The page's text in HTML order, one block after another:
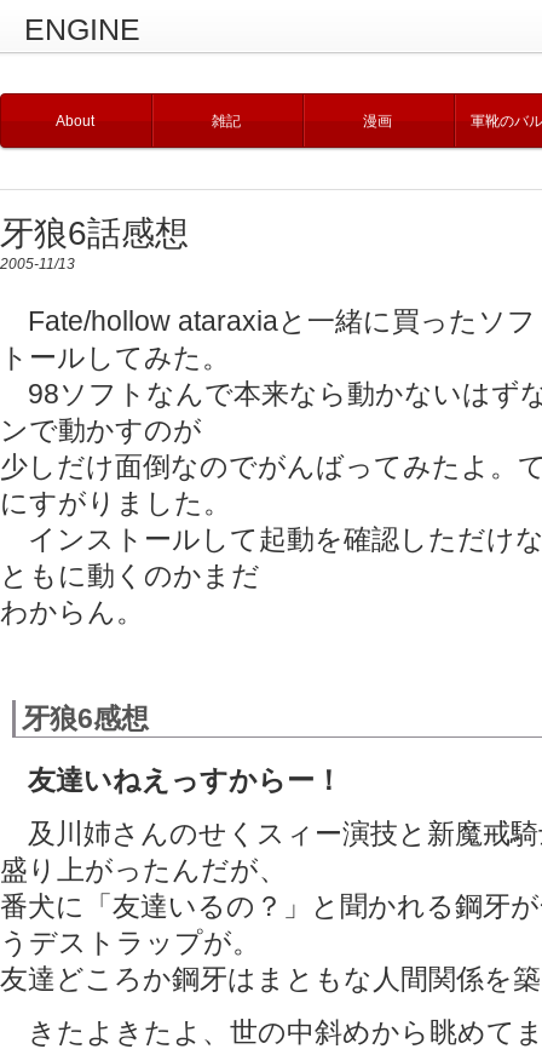
ENGINE
About 雑記 漫画 軍靴のバ
牙狼6話感想
2005-11/13
Fate/hollow ataraxiaと一緒に買ったソ
トールしてみた。
98ソフトなんで本来なら動かないは
ンで動かすのが
少しだけ面倒なのでがんばってみたよ。
にすがりました。
インストールして起動を確認しただけ
ともに動くのかまだ
わからん。
牙狼6感想
友達いねえっすからー！
及川姉さんのせくスィー演技と新魔戒
盛り上がったんだが、
番犬に「友達いるの？」と聞かれる鋼牙
うデストラップが。
友達どころか鋼牙はまともな人間関係を
きたよきたよ、世の中斜めから眺めて